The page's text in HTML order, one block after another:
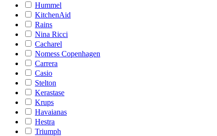
Hummel
KitchenAid
Rains
Nina Ricci
Cacharel
Nomess Copenhagen
Carrera
Casio
Stelton
Kerastase
Krups
Havaianas
Hestra
Triumph